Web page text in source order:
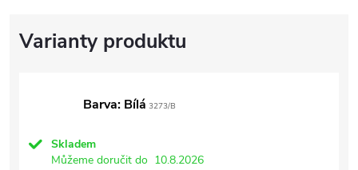
Barva: Bílá 3273/B
Skladem
Můžeme doručit do 10.8.2026